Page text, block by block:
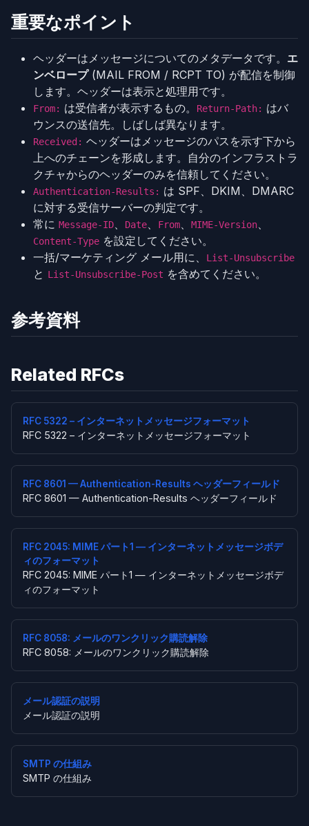
重要なポイント
ヘッダーはメッセージについてのメタデータです。 エ
ンベロープ(MAIL FROM / RCPT TO) が配信を制御
します。ヘッダーは表示と処理用です。
From: は受信者が表示するもの。 Return-Path: はバ
ウンスの送信先。しばしば異なります。
Received: ヘッダーはメッセージのパスを示す下から
上へのチェーンを形成します。自分のインフラストラ
クチャからのヘッダーのみを信頼してください。
Authentication-Results: は SPF、DKIM、DMARC
に対する受信サーバーの判定です。
常に Message-ID、 Date、 From、 MIME-Version、
Content-Type を設定してください。
一括/マーケティング メール用に、
List-Unsubscribe
と List-Unsubscribe-Post を含めてください。
参考資料
Related RFCs
RFC 5322 – インターネットメッセージフォーマット
RFC 5322 – インターネットメッセージフォーマット
RFC 8601 — Authentication-Results ヘッダーフィールド
RFC 8601 — Authentication-Results ヘッダーフィールド
RFC 2045: MIME パート1 — インターネットメッセージボデ
ィのフォーマット
RFC 2045: MIME パート1 — インターネットメッセージボデ
ィのフォーマット
RFC 8058: メールのワンクリック購読解除
RFC 8058: メールのワンクリック購読解除
メール認証の説明
メール認証の説明
SMTP の仕組み
SMTP の仕組み